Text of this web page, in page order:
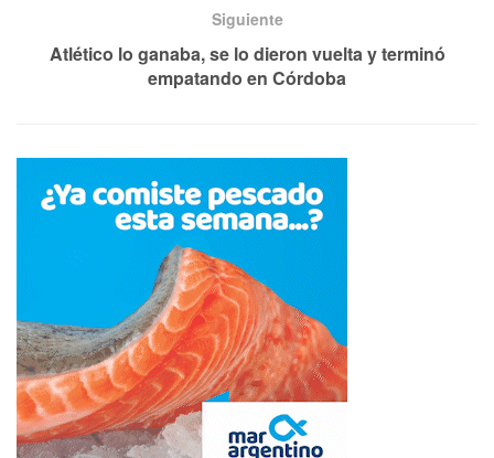
Siguiente
Atlético lo ganaba, se lo dieron vuelta y terminó
empatando en Córdoba